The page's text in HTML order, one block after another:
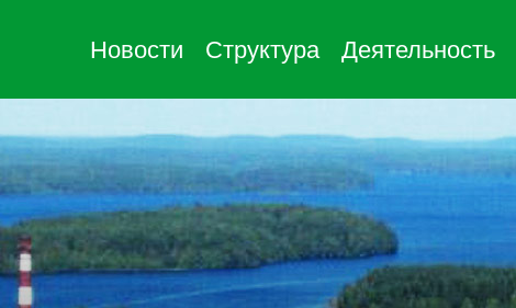
Новости Структура Деятельность